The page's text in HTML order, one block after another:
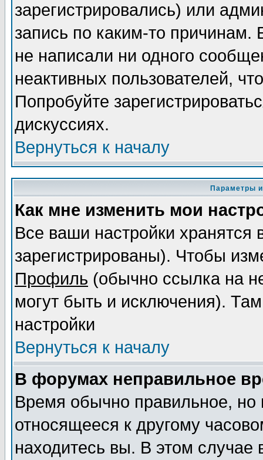
зарегистрировались) или
запись по каким-то
не написали ни одного
неактивных пользователей,
Попробуйте
дискуссиях.
Вернуться к началу
Параметры
Как мне изменить мои
Все ваши настройки
зарегистрированы). Чтобы
Профиль (обычно ссылка на
могут быть и исключения).
настройки
Вернуться к началу
В форумах неправильное
Время обычно правильное,
относящееся к другому
находитесь вы. В этом